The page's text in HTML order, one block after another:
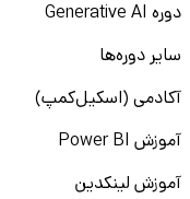
دوره Generative AI
سایر دوره‌ها
آکادمی (اسکیل‌کمپ)
آموزش Power BI
آموزش لینکدین